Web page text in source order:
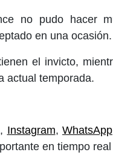
no pudo hacer
en una ocasión.
el invicto,
actual temporada.
, Instagram, WhatsApp
en tiempo